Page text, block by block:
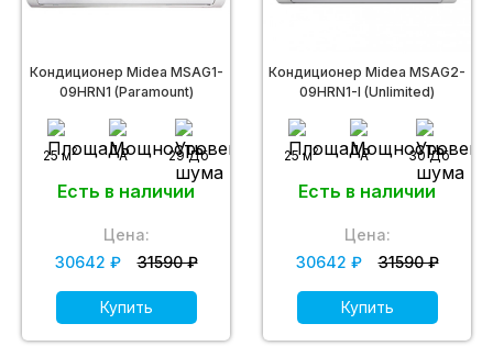
Кондиционер Midea MSAG1-
09HRN1 (Paramount)
25 м2 A 29 Дб
Есть в наличии
Цена:
30642 ₽
31590 ₽
Купить
Кондиционер Midea MSAG2-
09HRN1-I (Unlimited)
25 м2 A 30 Дб
Есть в наличии
Цена:
30642 ₽
31590 ₽
Купить